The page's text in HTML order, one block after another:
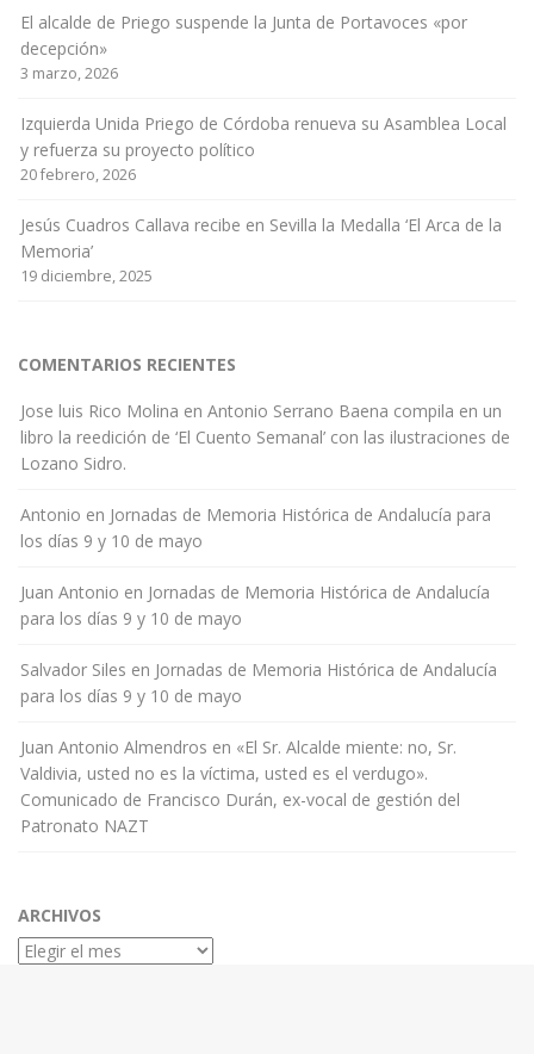
El alcalde de Priego suspende la Junta de Portavoces «por
decepción»
3 marzo, 2026
Izquierda Unida Priego de Córdoba renueva su Asamblea Local
y refuerza su proyecto político
20 febrero, 2026
Jesús Cuadros Callava recibe en Sevilla la Medalla ‘El Arca de la
Memoria’
19 diciembre, 2025
COMENTARIOS RECIENTES
Jose luis Rico Molina en Antonio Serrano Baena compila en un
libro la reedición de ‘El Cuento Semanal’ con las ilustraciones de
Lozano Sidro.
Antonio en Jornadas de Memoria Histórica de Andalucía para
los días 9 y 10 de mayo
Juan Antonio en Jornadas de Memoria Histórica de Andalucía
para los días 9 y 10 de mayo
Salvador Siles en Jornadas de Memoria Histórica de Andalucía
para los días 9 y 10 de mayo
Juan Antonio Almendros en «El Sr. Alcalde miente: no, Sr.
Valdivia, usted no es la víctima, usted es el verdugo».
Comunicado de Francisco Durán, ex-vocal de gestión del
Patronato NAZT
ARCHIVOS
Archivos